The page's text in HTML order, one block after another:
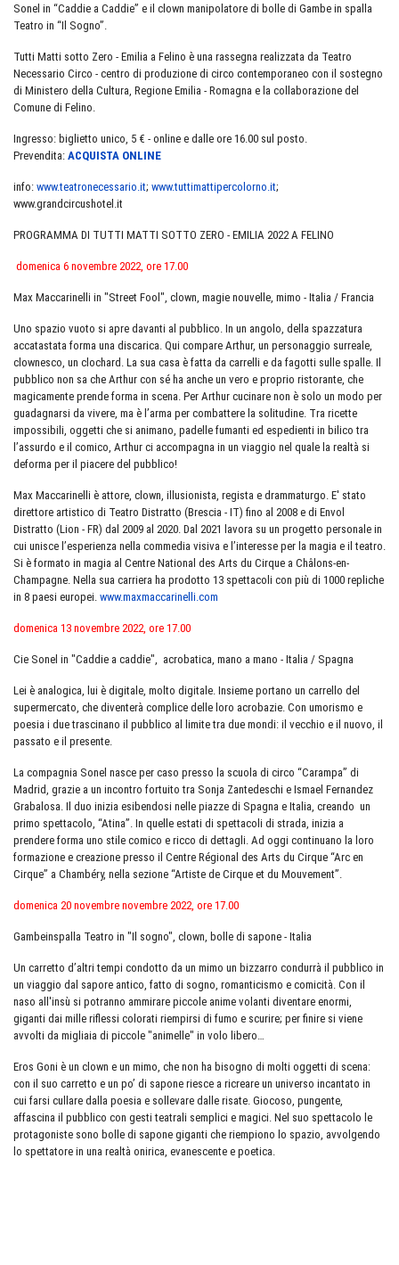
Sonel in “Caddie a Caddie” e il clown manipolatore di bolle di Gambe in spalla
Teatro in “Il Sogno”.
Tutti Matti sotto Zero - Emilia a Felino è una rassegna realizzata da Teatro
Necessario Circo - centro di produzione di circo contemporaneo con il sostegno
di Ministero della Cultura, Regione Emilia - Romagna e la collaborazione del
Comune di Felino.
Ingresso: biglietto unico, 5 € - online e dalle ore 16.00 sul posto.
Prevendita: ACQUISTA ONLINE
info: www.teatronecessario.it; www.tuttimattipercolorno.it;
www.grandcircushotel.it
PROGRAMMA DI TUTTI MATTI SOTTO ZERO - EMILIA 2022 A FELINO
domenica 6 novembre 2022, ore 17.00
Max Maccarinelli in "Street Fool", clown, magie nouvelle, mimo - Italia / Francia
Uno spazio vuoto si apre davanti al pubblico. In un angolo, della spazzatura
accatastata forma una discarica. Qui compare Arthur, un personaggio surreale,
clownesco, un clochard. La sua casa è fatta da carrelli e da fagotti sulle spalle. Il
pubblico non sa che Arthur con sé ha anche un vero e proprio ristorante, che
magicamente prende forma in scena. Per Arthur cucinare non è solo un modo per
guadagnarsi da vivere, ma è l’arma per combattere la solitudine. Tra ricette
impossibili, oggetti che si animano, padelle fumanti ed espedienti in bilico tra
l’assurdo e il comico, Arthur ci accompagna in un viaggio nel quale la realtà si
deforma per il piacere del pubblico!
Max Maccarinelli è attore, clown, illusionista, regista e drammaturgo. E' stato
direttore artistico di Teatro Distratto (Brescia - IT) fino al 2008 e di Envol
Distratto (Lion - FR) dal 2009 al 2020. Dal 2021 lavora su un progetto personale in
cui unisce l’esperienza nella commedia visiva e l’interesse per la magia e il teatro.
Si è formato in magia al Centre National des Arts du Cirque a Châlons-en-
Champagne. Nella sua carriera ha prodotto 13 spettacoli con più di 1000 repliche
in 8 paesi europei. www.maxmaccarinelli.com
domenica 13 novembre 2022, ore 17.00
Cie Sonel in "Caddie a caddie", acrobatica, mano a mano - Italia / Spagna
Lei è analogica, lui è digitale, molto digitale. Insieme portano un carrello del
supermercato, che diventerà complice delle loro acrobazie. Con umorismo e
poesia i due trascinano il pubblico al limite tra due mondi: il vecchio e il nuovo, il
passato e il presente.
La compagnia Sonel nasce per caso presso la scuola di circo “Carampa” di
Madrid, grazie a un incontro fortuito tra Sonja Zantedeschi e Ismael Fernandez
Grabalosa. Il duo inizia esibendosi nelle piazze di Spagna e Italia, creando un
primo spettacolo, “Atina”. In quelle estati di spettacoli di strada, inizia a
prendere forma uno stile comico e ricco di dettagli. Ad oggi continuano la loro
formazione e creazione presso il Centre Régional des Arts du Cirque “Arc en
Cirque” a Chambéry, nella sezione “Artiste de Cirque et du Mouvement”.
domenica 20 novembre novembre 2022, ore 17.00
Gambeinspalla Teatro in "Il sogno", clown, bolle di sapone - Italia
Un carretto d’altri tempi condotto da un mimo un bizzarro condurrà il pubblico in
un viaggio dal sapore antico, fatto di sogno, romanticismo e comicità. Con il
naso all'insù si potranno ammirare piccole anime volanti diventare enormi,
giganti dai mille riflessi colorati riempirsi di fumo e scurire; per finire si viene
avvolti da migliaia di piccole "animelle" in volo libero…
Eros Goni è un clown e un mimo, che non ha bisogno di molti oggetti di scena:
con il suo carretto e un po’ di sapone riesce a ricreare un universo incantato in
cui farsi cullare dalla poesia e sollevare dalle risate. Giocoso, pungente,
affascina il pubblico con gesti teatrali semplici e magici. Nel suo spettacolo le
protagoniste sono bolle di sapone giganti che riempiono lo spazio, avvolgendo
lo spettatore in una realtà onirica, evanescente e poetica.